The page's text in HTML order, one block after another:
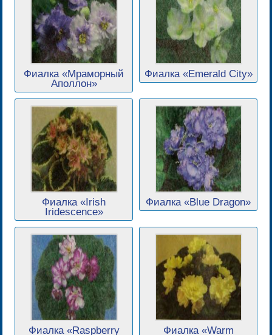
Фиалка «Мраморный
Аполлон»
Фиалка «Emerald City»
Фиалка «Irish
Iridescence»
Фиалка «Blue Dragon»
Фиалка «Raspberry
Фиалка «Warm